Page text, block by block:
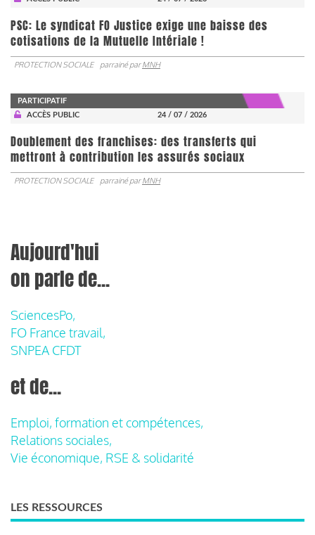
PSC: Le syndicat FO Justice exige une baisse des
cotisations de la Mutuelle Intériale !
PROTECTION SOCIALE parrainé parMNH
PARTICIPATIF
ACCÈS PUBLIC
24 / 07 / 2026
Doublement des franchises: des transferts qui
mettront à contribution les assurés sociaux
PROTECTION SOCIALE parrainé parMNH
Aujourd'hui
on parle de...
SciencesPo,
FO France travail,
SNPEA CFDT
et de...
Emploi, formation et compétences,
Relations sociales,
Vie économique, RSE & solidarité
LES RESSOURCES